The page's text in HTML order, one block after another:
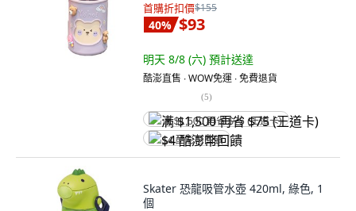
首購折扣價$155
40% $93
明天 8/8 (六) 預計送達
酷澎直售 ∙ WOW免運 ∙ 免費退貨
(5)
满 $1,500 再省 $75 (王道卡)
$4 酷澎幣回饋
Skater 恐龍吸管水壺 420ml, 綠色, 1
個